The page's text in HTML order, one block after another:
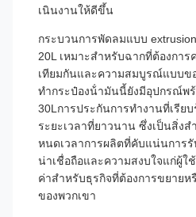
เนินงานให้ดีขึ้น
กระบวนการพัดลมแบบ
20L เหมาะสําหรับฉากที่ต้องกา
เทียมกันและความสมบูรณ์แบบขอ
ทํากระป๋องน้ํามันนี้ยังมีอุปกรณ์พ
30Lการประกันการทํางานที่เรีย
ระยะเวลาที่ยาวนาน ซึ่งเป็นสิ่ง
หนดเวลาการผลิตที่คับแน่นการ
น่าเชื่อถือและความสงบใจแก่ผู้ใ
ค่าสําหรับธุรกิจที่ต้องการขยายห
ของพวกเขา